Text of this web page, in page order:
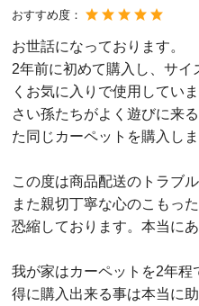
おすすめ度：
お世話になっております。
2年前に初めて購入し、サ
くお気に入りで使用してい
さい孫たちがよく遊びに来
た同じカーペットを購入しま
この度は商品配送のトラブ
また親切丁寧な心のこもっ
恐縮しております。本当に
我が家はカーペットを2年程
得に購入出来る事は本当に助